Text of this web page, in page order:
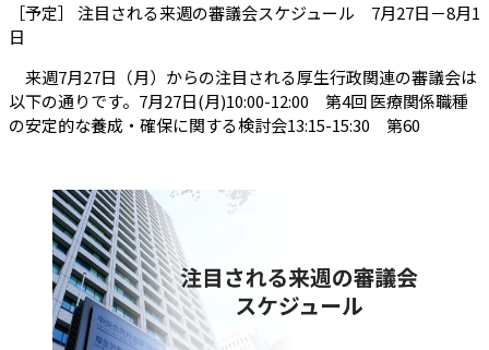
［予定］ 注目される来週の審議会スケジュール 7月27日－8月1
日
来週7月27日（月）からの注目される厚生行政関連の審議会は
以下の通りです。7月27日(月)10:00-12:00 第4回 医療関係職種
の安定的な養成・確保に関する検討会13:15-15:30 第60